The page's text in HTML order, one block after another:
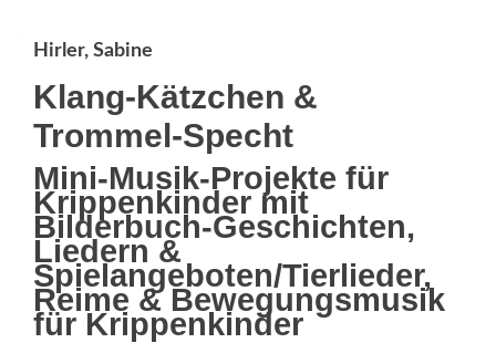
Hirler, Sabine
Klang-Kätzchen &
Trommel-Specht
Mini-Musik-Projekte für
Krippenkinder mit
Bilderbuch-Geschichten,
Liedern &
Spielangeboten/Tierlieder,
Reime & Bewegungsmusik
für Krippenkinder